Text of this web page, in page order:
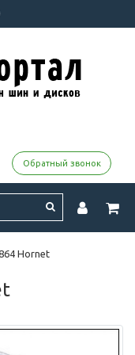
Обратный звонок
Hornet